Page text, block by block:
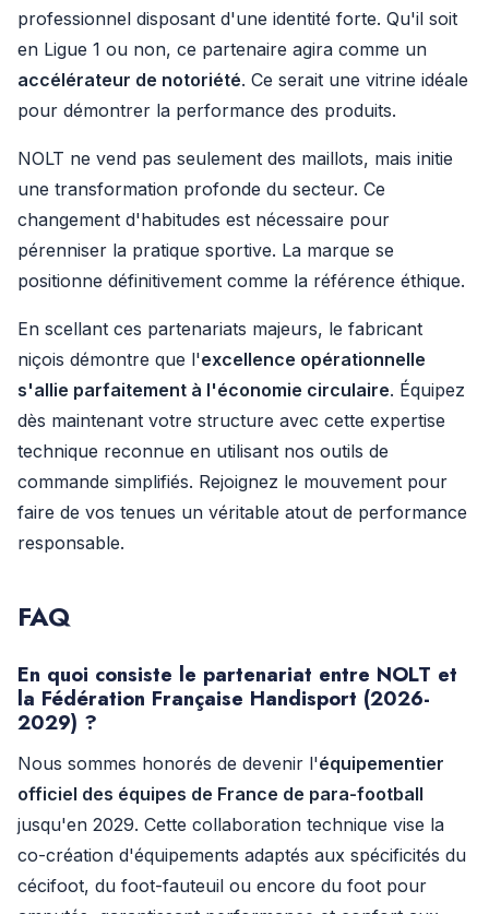
professionnel disposant d'une identité forte. Qu'il soit
en Ligue 1 ou non, ce partenaire agira comme un
accélérateur de notoriété. Ce serait une vitrine idéale
pour démontrer la performance des produits.
NOLT ne vend pas seulement des maillots, mais initie
une transformation profonde du secteur. Ce
changement d'habitudes est nécessaire pour
pérenniser la pratique sportive. La marque se
positionne définitivement comme la référence éthique.
En scellant ces partenariats majeurs, le fabricant
niçois démontre que l'excellence opérationnelle
s'allie parfaitement à l'économie circulaire. Équipez
dès maintenant votre structure avec cette expertise
technique reconnue en utilisant nos outils de
commande simplifiés. Rejoignez le mouvement pour
faire de vos tenues un véritable atout de performance
responsable.
FAQ
En quoi consiste le partenariat entre NOLT et
la Fédération Française Handisport (2026-
2029) ?
Nous sommes honorés de devenir l'équipementier
officiel des équipes de France de para-football
jusqu'en 2029. Cette collaboration technique vise la
co-création d'équipements adaptés aux spécificités du
cécifoot, du foot-fauteuil ou encore du foot pour